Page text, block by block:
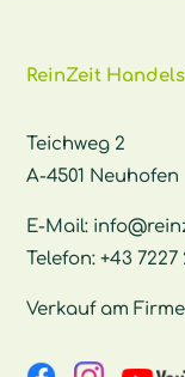
ReinZeit
Teichweg 2
A-4501 Neuhofen
E-Mail:
Telefon:+43 7227
Verkauf am